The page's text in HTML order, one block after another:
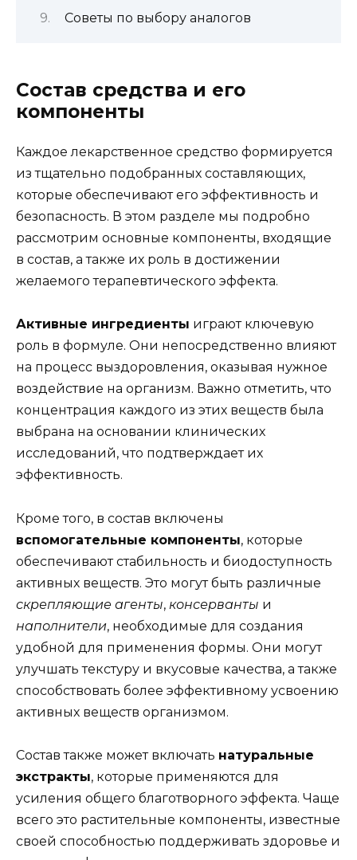
Советы по выбору аналогов
Состав средства и его
компоненты
Каждое лекарственное средство формируется
из тщательно подобранных составляющих,
которые обеспечивают его эффективность и
безопасность. В этом разделе мы подробно
рассмотрим основные компоненты, входящие
в состав, а также их роль в достижении
желаемого терапевтического эффекта.
Активные ингредиенты играют ключевую
роль в формуле. Они непосредственно влияют
на процесс выздоровления, оказывая нужное
воздействие на организм. Важно отметить, что
концентрация каждого из этих веществ была
выбрана на основании клинических
исследований, что подтверждает их
эффективность.
Кроме того, в состав включены
вспомогательные компоненты, которые
обеспечивают стабильность и биодоступность
активных веществ. Это могут быть различные
скрепляющие агенты, консерванты и
наполнители, необходимые для создания
удобной для применения формы. Они могут
улучшать текстуру и вкусовые качества, а также
способствовать более эффективному усвоению
активных веществ организмом.
Состав также может включать натуральные
экстракты, которые применяются для
усиления общего благотворного эффекта. Чаще
всего это растительные компоненты, известные
своей способностью поддерживать здоровье и